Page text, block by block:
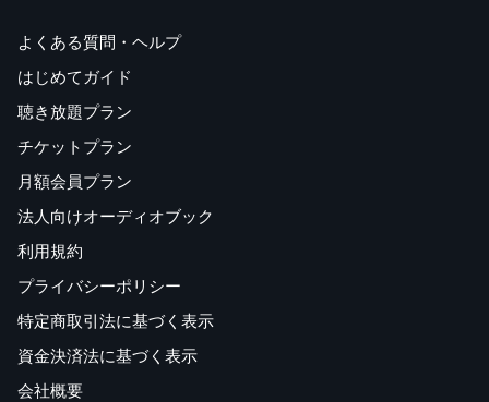
よくある質問・ヘルプ
はじめてガイド
聴き放題プラン
チケットプラン
月額会員プラン
法人向けオーディオブック
利用規約
プライバシーポリシー
特定商取引法に基づく表示
資金決済法に基づく表示
会社概要